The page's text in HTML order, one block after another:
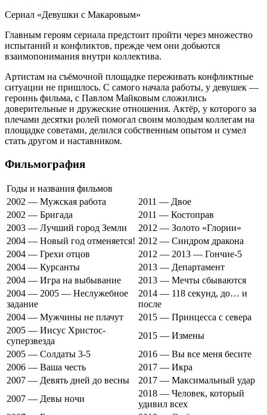
Сериал «Девушки с Макаровым»
Главным героям сериала предстоит пройти через множество
испытаний и конфликтов, прежде чем они добьются
взаимопонимания внутри коллектива.
Артистам на съёмочной площадке переживать конфликтные
ситуации не пришлось. С самого начала работы, у девушек —
героинь фильма, с Павлом Майковым сложились
доверительные и дружеские отношения. Актёр, у которого за
плечами десятки ролей помогал своим молодым коллегам на
площадке советами, делился собственным опытом и сумел
стать другом и наставником.
Фильмография
Годы и названия фильмов
2002 — Мужская работа
2011 — Двое
2002 — Бригада
2011 — Костоправ
2003 — Лучший город Земли
2012 — Золото «Глории»
2004 — Новый год отменяется! 2012 — Синдром дракона
2004 — Грехи отцов
2012 — 2013 — Гончие-5
2004 — Курсанты
2013 — Департамент
2004 — Игра на выбывание
2013 — Мечты сбываются
2004 — 2005 — Неслужебное
задание
2014 — 118 секунд, до… и
после
2004 — Мужчины не плачут
2015 — Принцесса с севера
2005 — Иисус Христос-
суперзвезда
2015 — Измены
2005 — Солдаты 3-5
2016 — Вы все меня бесите
2006 — Ваша честь
2017 — Икра
2007 — Девять дней до весны
2017 — Максимальный удар
2007 — Девы ночи
2018 — Человек, который
удивил всех